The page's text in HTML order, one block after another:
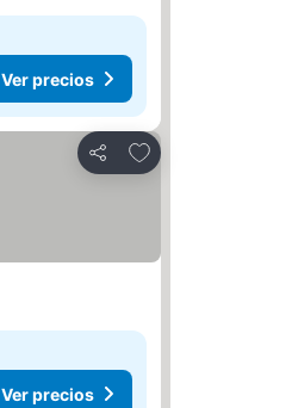
Ver precios
Compartir
Agregar a favoritos
Ver precios